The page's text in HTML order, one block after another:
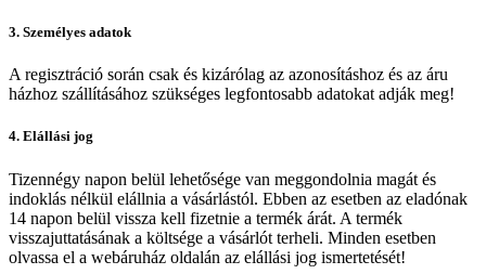
3. Személyes adatok
A regisztráció során csak és kizárólag az azonosításhoz és az áru
házhoz szállításához szükséges legfontosabb adatokat adják meg!
4. Elállási jog
Tizennégy napon belül lehetősége van meggondolnia magát és
indoklás nélkül elállnia a vásárlástól. Ebben az esetben az eladónak
14 napon belül vissza kell fizetnie a termék árát. A termék
visszajuttatásának a költsége a vásárlót terheli. Minden esetben
olvassa el a webáruház oldalán az elállási jog ismertetését!